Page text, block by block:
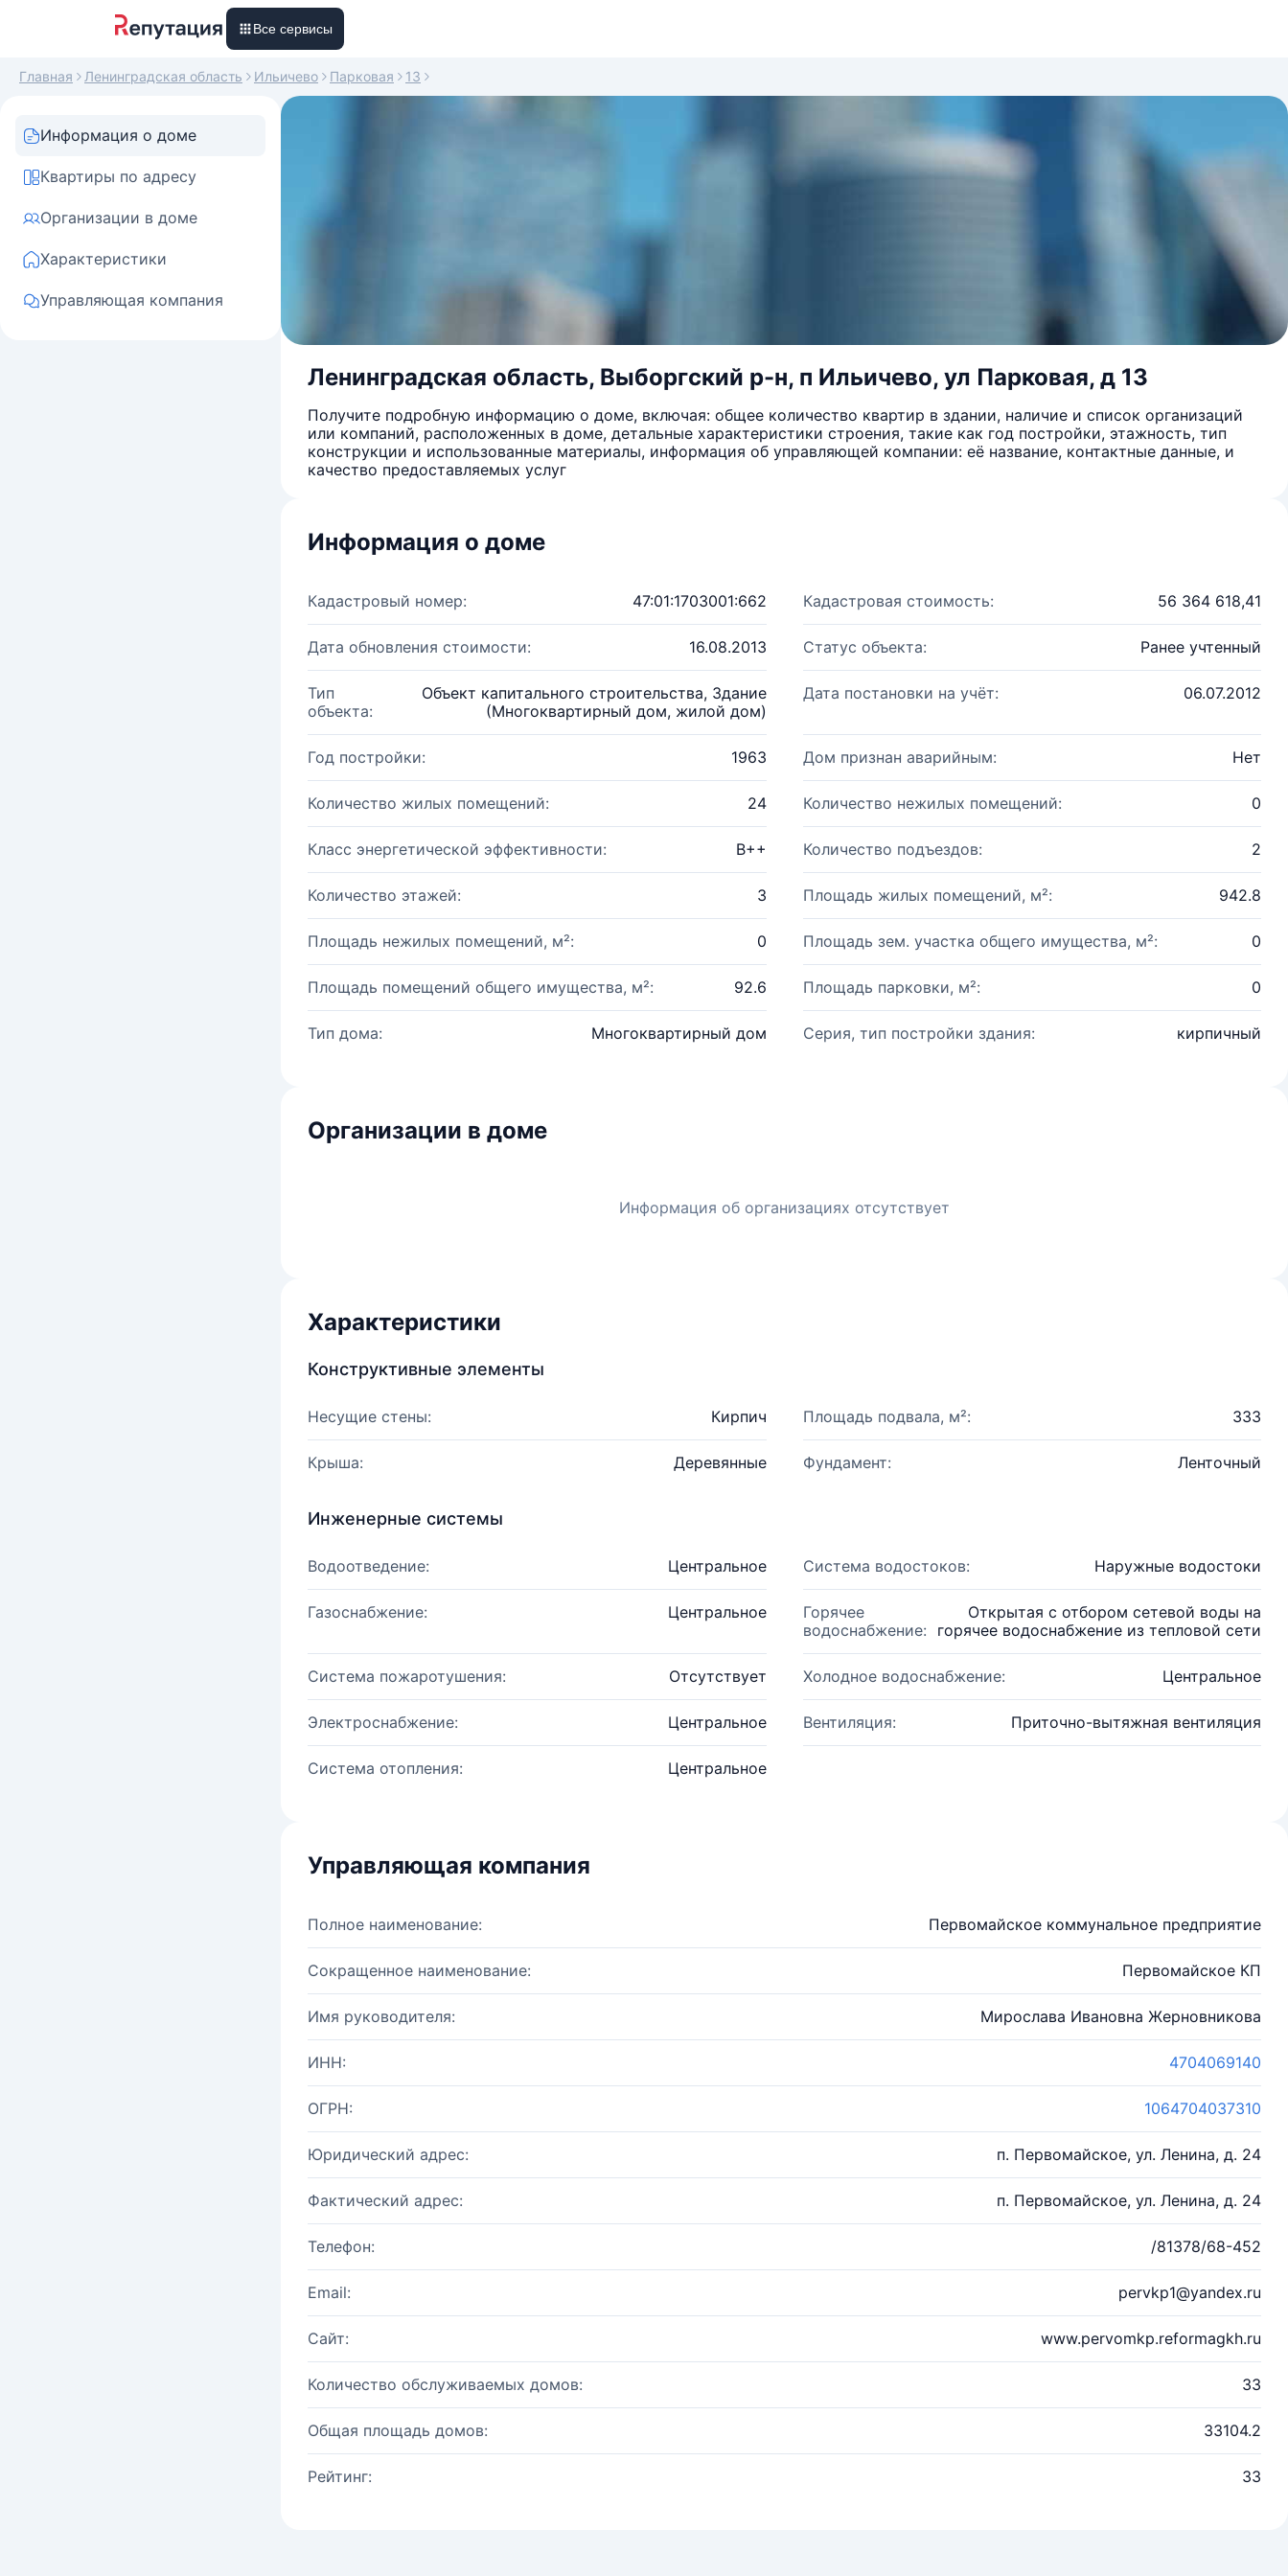
Все сервисы
Главная Ленинградская область Ильичево Парковая 13
Информация о доме
Квартиры по адресу
Организации в доме
Характеристики
Управляющая компания
Ленинградская область, Выборгский р-н, п Ильичево, ул Парковая, д 13
Получите подробную информацию о доме, включая: общее количество квартир в здании, наличие и список организаций
или компаний, расположенных в доме, детальные характеристики строения, такие как год постройки, этажность, тип
конструкции и использованные материалы, информация об управляющей компании: её название, контактные данные, и
качество предоставляемых услуг
Информация о доме
Кадастровый номер: 47:01:1703001:662 Кадастровая стоимость: 56 364 618,41
Дата обновления стоимости: 16.08.2013 Статус объекта: Ранее учтенный
Тип
объекта:
Объект капитального строительства, Здание
(Многоквартирный дом, жилой дом)
Дата постановки на учёт: 06.07.2012
Год постройки: 1963 Дом признан аварийным: Нет
Количество жилых помещений: 24 Количество нежилых помещений: 0
Класс энергетической эффективности: B++ Количество подъездов: 2
Количество этажей: 3 Площадь жилых помещений, м²: 942.8
Площадь нежилых помещений, м²: 0 Площадь зем. участка общего имущества, м²: 0
Площадь помещений общего имущества, м²: 92.6 Площадь парковки, м²: 0
Тип дома: Многоквартирный дом Серия, тип постройки здания: кирпичный
Организации в доме
Информация об организациях отсутствует
Характеристики
Конструктивные элементы
Несущие стены: Кирпич Площадь подвала, м²: 333
Крыша: Деревянные Фундамент: Ленточный
Инженерные системы
Водоотведение: Центральное Система водостоков: Наружные водостоки
Газоснабжение: Центральное
Горячее
водоснабжение:
Открытая с отбором сетевой воды на
горячее водоснабжение из тепловой сети
Система пожаротушения: Отсутствует Холодное водоснабжение: Центральное
Электроснабжение: Центральное Вентиляция: Приточно-вытяжная вентиляция
Система отопления: Центральное
Управляющая компания
Полное наименование: Первомайское коммунальное предприятие
Сокращенное наименование: Первомайское КП
Имя руководителя: Мирослава Ивановна Жерновникова
ИНН: 4704069140
ОГРН: 1064704037310
Юридический адрес: п. Первомайское, ул. Ленина, д. 24
Фактический адрес: п. Первомайское, ул. Ленина, д. 24
Телефон: /81378/68-452
Email: pervkp1@yandex.ru
Сайт: www.pervomkp.reformagkh.ru
Количество обслуживаемых домов: 33
Общая площадь домов: 33104.2
Рейтинг: 33